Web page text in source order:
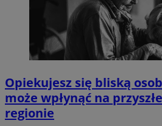
Opiekujesz się bliską
może wpłynąć na
regionie